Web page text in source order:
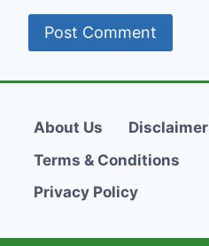
About Us
Disclaimer
Terms & Conditions
Privacy Policy